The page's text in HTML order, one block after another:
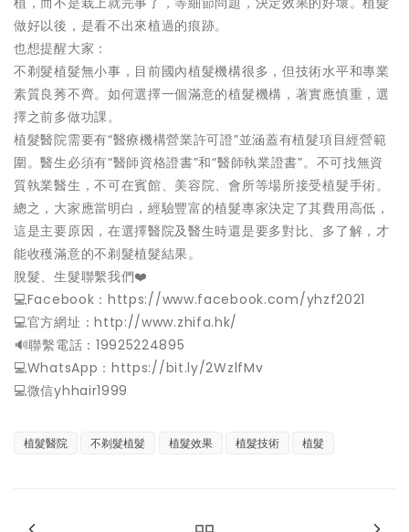
做好以後，是看不出來植過的痕跡。
也想提醒大家：
不剃髮植髮無小事，目前國內植髮機構很多，但技術水平和專業
素質良莠不齊。如何選擇一個滿意的植髮機構，著實應慎重，選
擇之前多做功課。
植髮醫院需要有“醫療機構營業許可證”並涵蓋有植髮項目經營範
圍。醫生必須有“醫師資格證書”和“醫師執業證書”。不可找無資
質執業醫生，不可在賓館、美容院、會所等場所接受植髮手術。
總之，大家應當明白，經驗豐富的植髮專家決定了其費用高低，
這是主要原因，在選擇醫院及醫生時還是要多對比、多了解，才
能收穫滿意的不剃髮植髮結果。
脫髮、生髮聯繫我們❤️
💻Facebook：https://www.facebook.com/yhzf2021
💻官方網址：http://www.zhifa.hk/
️🔊聯繫電話：19925224895
💻WhatsApp：https://bit.ly/2WzlfMv
💻微信yhhair1999
植髮醫院 不剃髮植髮 植髮效果 植髮技術 植髮